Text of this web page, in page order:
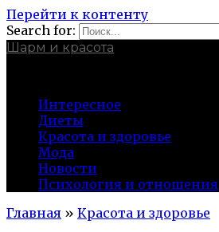
Перейти к контенту
Search for:
Шарм и красота
Интересное
Диеты
Красота и здоровье
Мода
Новости
Психология и отношения
Главная » Красота и здоровье